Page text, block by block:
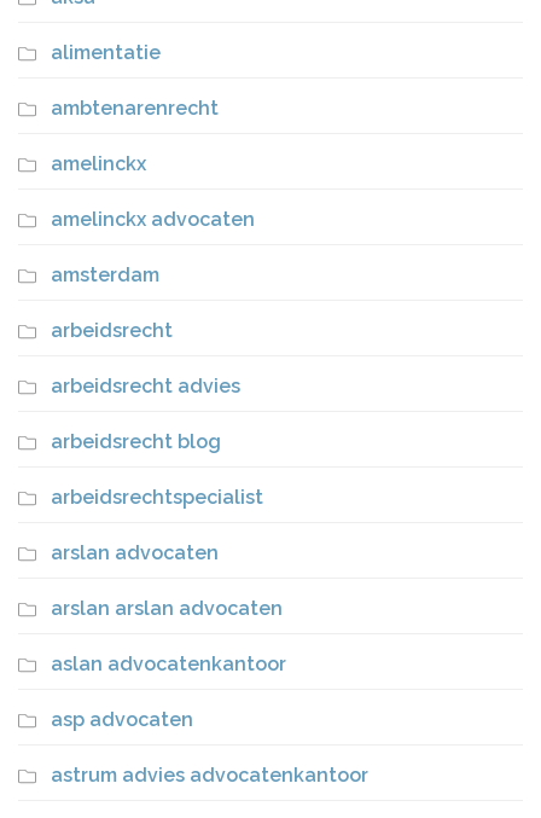
alimentatie
ambtenarenrecht
amelinckx
amelinckx advocaten
amsterdam
arbeidsrecht
arbeidsrecht advies
arbeidsrecht blog
arbeidsrechtspecialist
arslan advocaten
arslan arslan advocaten
aslan advocatenkantoor
asp advocaten
astrum advies advocatenkantoor